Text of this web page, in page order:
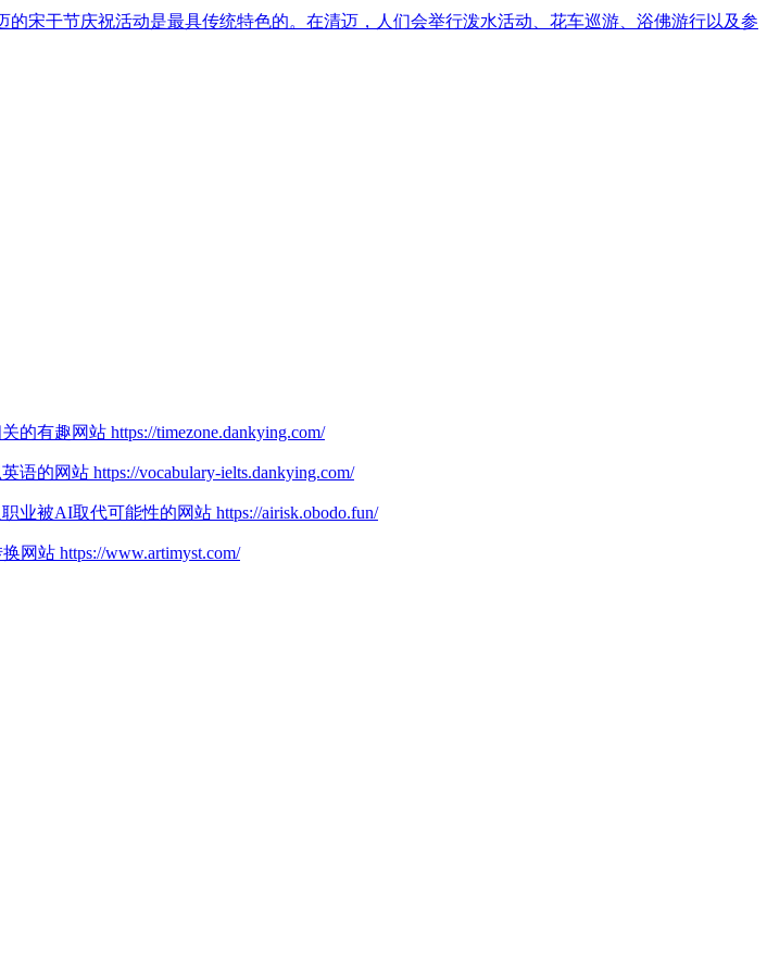
宋干节庆祝活动是最具传统特色的。在清迈，人们会举行泼水活动、花车巡游、浴佛游行以及参
的有趣网站 https://timezone.dankying.com/
语的网站 https://vocabulary-ielts.dankying.com/
业被AI取代可能性的网站 https://airisk.obodo.fun/
网站 https://www.artimyst.com/